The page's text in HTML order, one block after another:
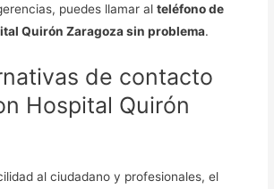
puedes llamar alteléfono de
Quirón Zaragoza sin problema.
de contacto
Hospital Quirón
al ciudadano y profesionales, el